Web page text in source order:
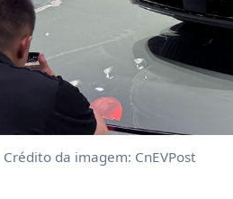
Crédito da imagem: CnEVPost